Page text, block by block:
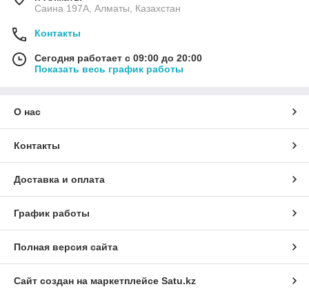
Саина 197А, Алматы, Казахстан
Контакты
Сегодня работает с 09:00 до 20:00
Показать весь график работы
О нас
Контакты
Доставка и оплата
График работы
Полная версия сайта
Сайт создан на маркетплейсе Satu.kz